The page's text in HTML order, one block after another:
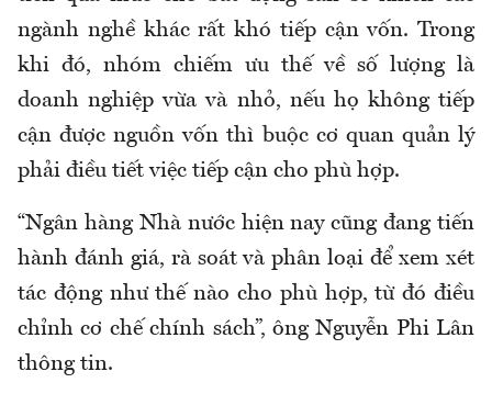
ngành nghề khác rất khó tiếp cận vốn. Trong
khi đó, nhóm chiếm ưu thế về số lượng là
doanh nghiệp vừa và nhỏ, nếu họ không tiếp
cận được nguồn vốn thì buộc cơ quan quản lý
phải điều tiết việc tiếp cận cho phù hợp.
“Ngân hàng Nhà nước hiện nay cũng đang tiến
hành đánh giá, rà soát và phân loại để xem xét
tác động như thế nào cho phù hợp, từ đó điều
chỉnh cơ chế chính sách”, ông Nguyễn Phi Lân
thông tin.